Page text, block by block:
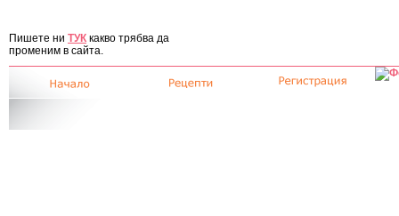
Пишете ни ТУК какво трябва да
променим в сайта.